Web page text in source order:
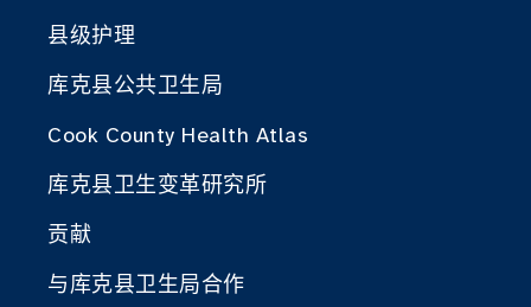
县级护理
库克县公共卫生局
Cook County Health Atlas
库克县卫生变革研究所
贡献
与库克县卫生局合作